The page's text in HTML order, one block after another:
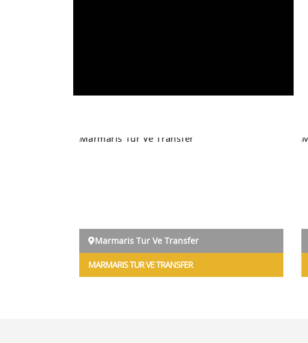
Marmaris Tur Ve Transfer
MARMARIS TUR VE TRANSFER